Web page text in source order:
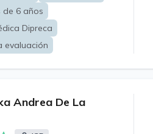
de 6 años
Dipreca
evaluación
Andrea De La